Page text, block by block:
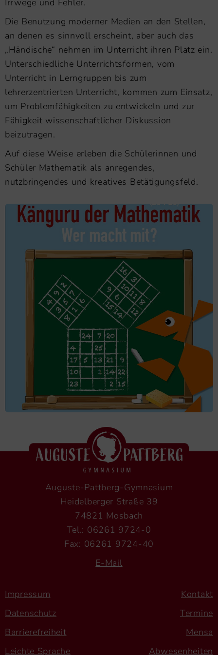
Die Benutzung moderner Medien an den Stellen,
an denen es sinnvoll erscheint, aber auch das
„Händische“ nehmen im Unterricht ihren Platz ein.
Unterschiedliche Unterrichtsformen, vom
Unterricht in Lerngruppen bis zum
lehrerzentrierten Unterricht, kommen zum Einsatz,
um Problemfähigkeiten zu entwickeln und zur
Fähigkeit wissenschaftlicher Diskussion
beizutragen.
Auf diese Weise erleben die Schülerinnen und
Schüler Mathematik als anregendes,
nutzbringendes und kreatives Betätigungsfeld.
Auguste-Pattberg-Gymnasium
Heidelberger Straße 39
74821 Mosbach
Tel.: 06261 9724-0
Fax: 06261 9724-40
E-Mail
Impressum
Datenschutz
Barrierefreiheit
Leichte Sprache
Kontakt
Termine
Mensa
Abwesenheiten